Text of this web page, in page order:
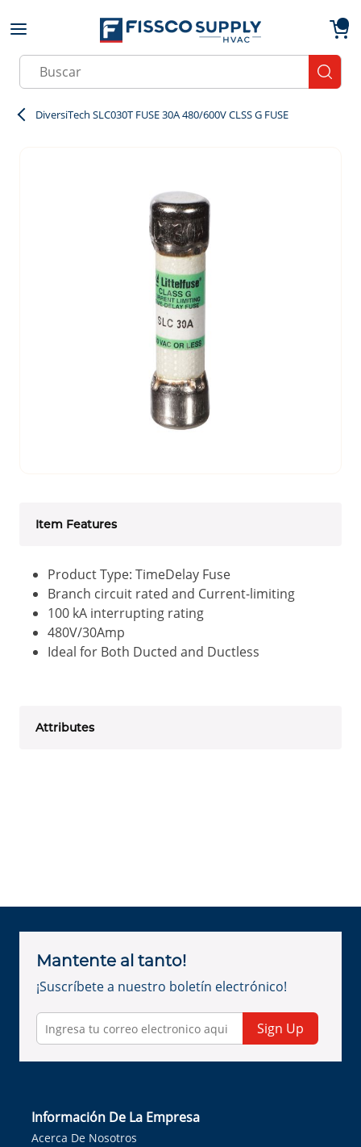
Skip to main content
Site Search
DiversiTech SLC030T FUSE 30A 480/600V CLSS G FUSE
Item Features
Product Type: TimeDelay Fuse
Branch circuit rated and Current-limiting
100 kA interrupting rating
480V/30Amp
Ideal for Both Ducted and Ductless
Attributes
Mantente al tanto!
¡Suscríbete a nuestro boletín electrónico!
Sign Up
Información De La Empresa
Acerca De Nosotros